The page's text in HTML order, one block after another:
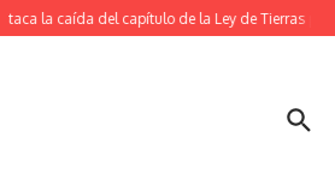
la caída del capítulo de la Ley de Tierras